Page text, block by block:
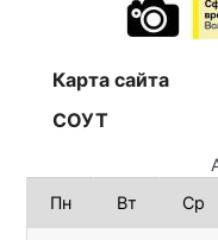
Карта сайта
СОУТ
Пн
Вт Ср